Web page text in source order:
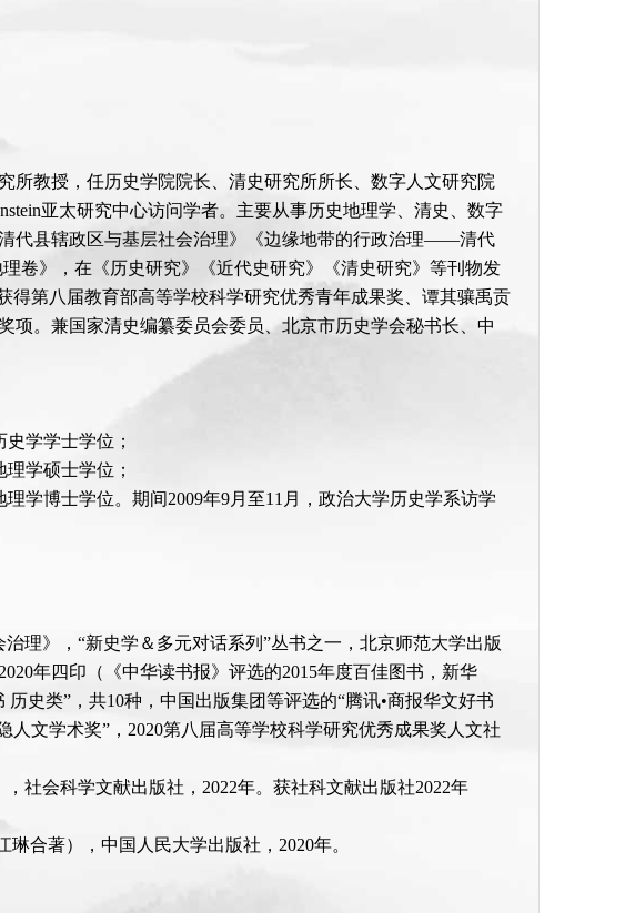
所教授，任历史学院院长、清史研究所所长、数字人文研究院
亚太研究中心访问学者。主要从事历史地理学、清史、数字
代县辖政区与基层社会治理》《边缘地带的行政治理——清代
卷》，在《历史研究》《近代史研究》《清史研究》等刊物发
得第八届教育部高等学校科学研究优秀青年成果奖、谭其骧禹贡
项。兼国家清史编纂委员会委员、北京市历史学会秘书长、中
学学士学位；
学硕士学位；
学博士学位。期间2009年9月至11月，政治大学历史学系访学
理》，“新史学＆多元对话系列”丛书之一，北京师范大学出版
年四印（《中华读书报》评选的2015年度百佳图书，新华
史类”，共10种，中国出版集团等评选的“腾讯•商报华文好书
人文学术奖”，2020第八届高等学校科学研究优秀成果奖人文社
社会科学文献出版社，2022年。获社科文献出版社2022年
合著），中国人民大学出版社，2020年。